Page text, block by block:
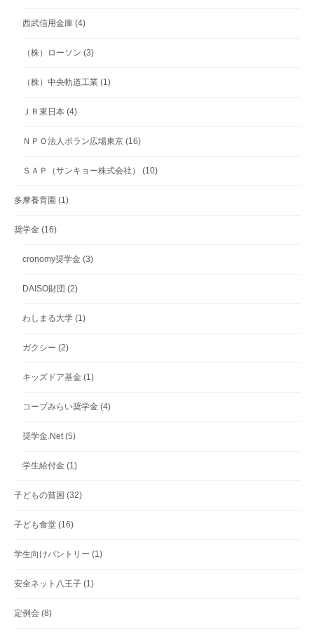
西武信用金庫 (4)
（株）ローソン (3)
（株）中央軌道工業 (1)
ＪＲ東日本 (4)
ＮＰＯ法人ポラン広場東京 (16)
ＳＡＰ（サンキョー株式会社） (10)
多摩養育園 (1)
奨学金 (16)
cronomy奨学金 (3)
DAISO財団 (2)
わしまる大学 (1)
ガクシー (2)
キッズドア基金 (1)
コープみらい奨学金 (4)
奨学金.Net(5)
学生給付金 (1)
子どもの貧困 (32)
子ども食堂 (16)
学生向けパントリー (1)
安全ネット八王子 (1)
定例会 (8)